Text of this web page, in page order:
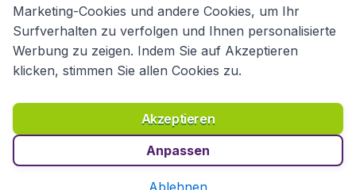
Richtlinien und Bedingungen
Haftungsausschluss
Datenschutzerklärung
Cookies Copyright © 2026
Marketing-Cookies und andere Cookies, um Ihr
Surfverhalten zu verfolgen und Ihnen personalisierte
Werbung zu zeigen. Indem Sie auf Akzeptieren
klicken, stimmen Sie allen Cookies zu.
Akzeptieren
Anpassen
Ablehnen